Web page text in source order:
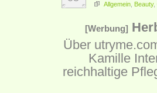
Allgemein Beauty,
[Werbung]
Über
Kamille
reichhaltige